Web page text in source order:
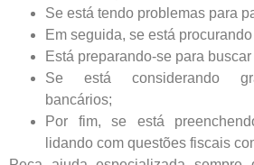
Se está tendo problemas para
Em seguida, se está
Está preparando-se para
Se está considerando
bancários;
Por fim, se está
lidando com questões fiscais